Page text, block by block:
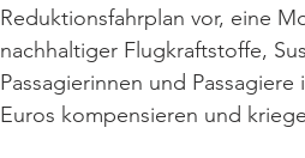
Reduktionsfahrplan vor, eine
nachhaltiger Flugkraftstoffe,
Passagierinnen und
Euros kompensieren und